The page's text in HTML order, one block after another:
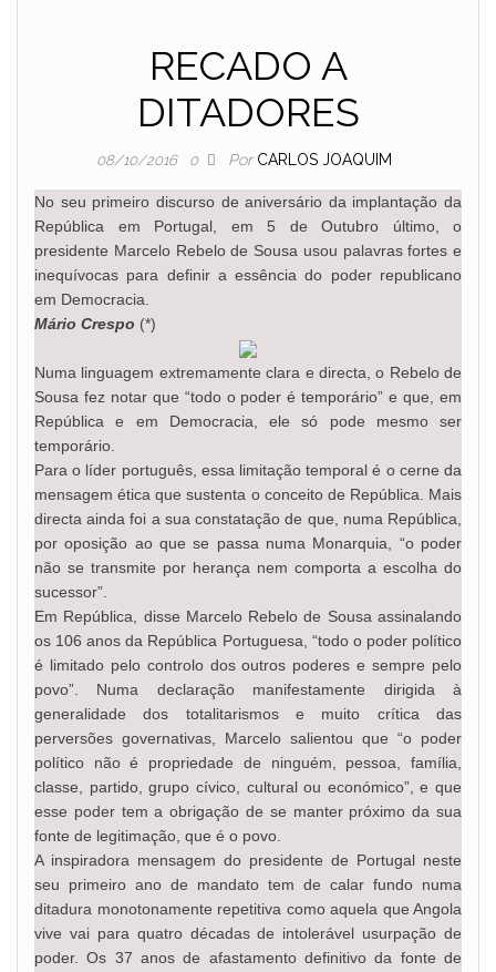
RECADO A
DITADORES
08/10/2016 0 Por CARLOS JOAQUIM
No seu primeiro discurso de aniversário da implantação da
República em Portugal, em 5 de Outubro último, o
presidente Marcelo Rebelo de Sousa usou palavras fortes e
inequívocas para definir a essência do poder republicano
em Democracia.
Mário Crespo (*)
Numa linguagem extremamente clara e directa, o Rebelo de
Sousa fez notar que “todo o poder é temporário” e que, em
República e em Democracia, ele só pode mesmo ser
temporário.
Para o líder português, essa limitação temporal é o cerne da
mensagem ética que sustenta o conceito de República. Mais
directa ainda foi a sua constatação de que, numa República,
por oposição ao que se passa numa Monarquia, “o poder
não se transmite por herança nem comporta a escolha do
sucessor”.
Em República, disse Marcelo Rebelo de Sousa assinalando
os 106 anos da República Portuguesa, “todo o poder político
é limitado pelo controlo dos outros poderes e sempre pelo
povo”. Numa declaração manifestamente dirigida à
generalidade dos totalitarismos e muito crítica das
perversões governativas, Marcelo salientou que “o poder
político não é propriedade de ninguém, pessoa, família,
classe, partido, grupo cívico, cultural ou económico”, e que
esse poder tem a obrigação de se manter próximo da sua
fonte de legitimação, que é o povo.
A inspiradora mensagem do presidente de Portugal neste
seu primeiro ano de mandato tem de calar fundo numa
ditadura monotonamente repetitiva como aquela que Angola
vive vai para quatro décadas de intolerável usurpação de
poder. Os 37 anos de afastamento definitivo da fonte de